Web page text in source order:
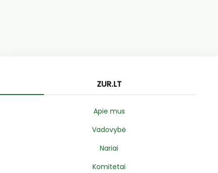
ZUR.LT
Apie mus
Vadovybė
Nariai
Komitetai